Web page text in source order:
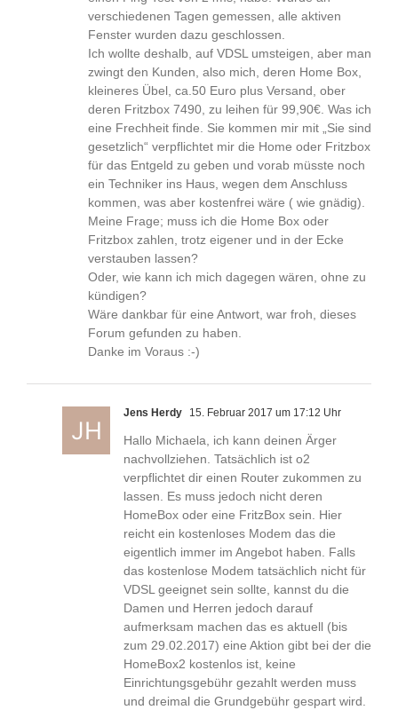
verschiedenen Tagen gemessen, alle aktiven
Fenster wurden dazu geschlossen.
Ich wollte deshalb, auf VDSL umsteigen, aber man
zwingt den Kunden, also mich, deren Home Box,
kleineres Übel, ca.50 Euro plus Versand, ober
deren Fritzbox 7490, zu leihen für 99,90€. Was ich
eine Frechheit finde. Sie kommen mir mit „Sie sind
gesetzlich“ verpflichtet mir die Home oder Fritzbox
für das Entgeld zu geben und vorab müsste noch
ein Techniker ins Haus, wegen dem Anschluss
kommen, was aber kostenfrei wäre ( wie gnädig).
Meine Frage; muss ich die Home Box oder
Fritzbox zahlen, trotz eigener und in der Ecke
verstauben lassen?
Oder, wie kann ich mich dagegen wären, ohne zu
kündigen?
Wäre dankbar für eine Antwort, war froh, dieses
Forum gefunden zu haben.
Danke im Voraus :-)
Jens Herdy 15. Februar 2017 um 17:12 Uhr
Hallo Michaela, ich kann deinen Ärger
nachvollziehen. Tatsächlich ist o2
verpflichtet dir einen Router zukommen zu
lassen. Es muss jedoch nicht deren
HomeBox oder eine FritzBox sein. Hier
reicht ein kostenloses Modem das die
eigentlich immer im Angebot haben. Falls
das kostenlose Modem tatsächlich nicht für
VDSL geeignet sein sollte, kannst du die
Damen und Herren jedoch darauf
aufmerksam machen das es aktuell (bis
zum 29.02.2017) eine Aktion gibt bei der die
HomeBox2 kostenlos ist, keine
Einrichtungsgebühr gezahlt werden muss
und dreimal die Grundgebühr gespart wird.